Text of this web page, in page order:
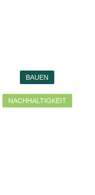
BAUEN
NACHHALTIGKEIT